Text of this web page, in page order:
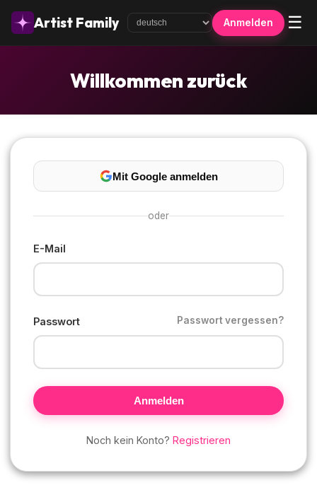
Artist Family Anmelden ☰
Willkommen zurück
Mit Google anmelden
oder
E-Mail
Passwort Passwort vergessen?
Anmelden
Noch kein Konto? Registrieren